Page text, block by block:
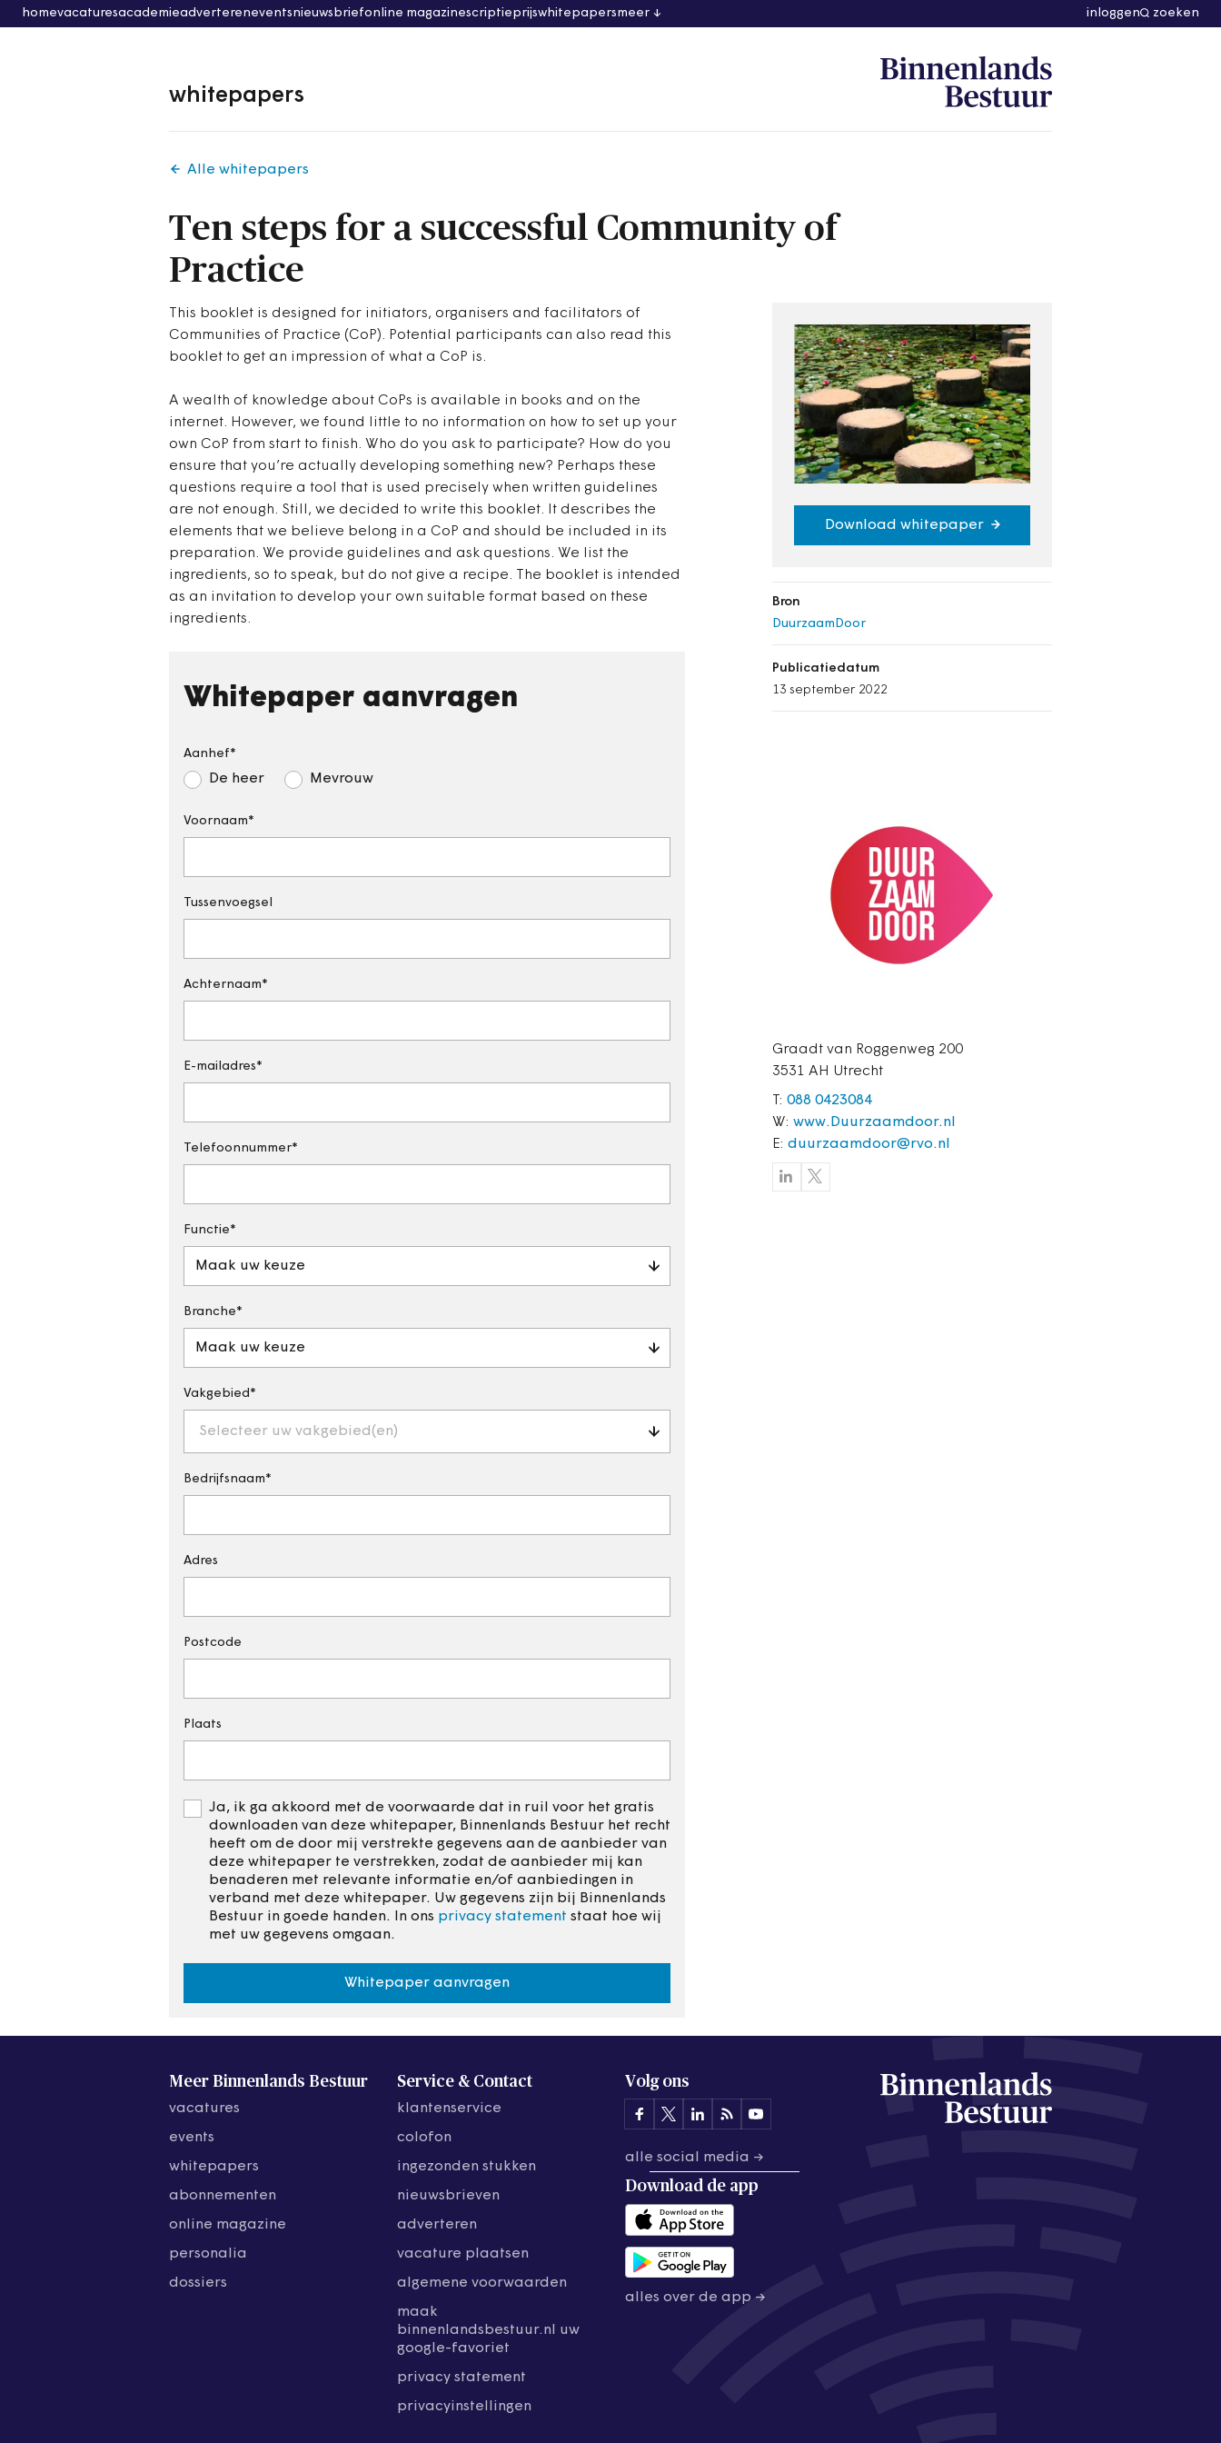
homevacaturesacademieadvertereneventsnieuwsbriefonline magazinescriptieprijswhitepapersmeer inloggen zoeken
whitepapers
Alle whitepapers
Ten steps for a successful Community of
Practice
This booklet is designed for initiators, organisers and facilitators of
Communities of Practice (CoP). Potential participants can also read this
booklet to get an impression of what a CoP is.
A wealth of knowledge about CoPs is available in books and on the
internet. However, we found little to no information on how to set up your
own CoP from start to finish. Who do you ask to participate? How do you
ensure that you’re actually developing something new? Perhaps these
questions require a tool that is used precisely when written guidelines
are not enough. Still, we decided to write this booklet. It describes the
elements that we believe belong in a CoP and should be included in its
preparation. We provide guidelines and ask questions. We list the
ingredients, so to speak, but do not give a recipe. The booklet is intended
as an invitation to develop your own suitable format based on these
ingredients.
Whitepaper aanvragen
Aanhef
De heer Mevrouw
Voornaam
Tussenvoegsel
Achternaam
E-mailadres
Telefoonnummer
Functie
Maak uw keuze
Branche
Maak uw keuze
Vakgebied
Selecteer uw vakgebied(en)
Bedrijfsnaam
Adres
Postcode
Plaats
Ja, ik ga akkoord met de voorwaarde dat in ruil voor het gratis
downloaden van deze whitepaper, Binnenlands Bestuur het recht
heeft om de door mij verstrekte gegevens aan de aanbieder van
deze whitepaper te verstrekken, zodat de aanbieder mij kan
benaderen met relevante informatie en/of aanbiedingen in
verband met deze whitepaper. Uw gegevens zijn bij Binnenlands
Bestuur in goede handen. In ons privacy statement staat hoe wij
met uw gegevens omgaan.
Whitepaper aanvragen
Download whitepaper
Bron
DuurzaamDoor
Publicatiedatum
13 september 2022
Graadt van Roggenweg 200
3531 AH Utrecht
T: 088 0423084
W: www.Duurzaamdoor.nl
E: duurzaamdoor@rvo.nl
Meer Binnenlands Bestuur
vacatures
events
whitepapers
abonnementen
online magazine
personalia
dossiers
Service & Contact
klantenservice
colofon
ingezonden stukken
nieuwsbrieven
adverteren
vacature plaatsen
algemene voorwaarden
maak
binnenlandsbestuur.nl uw
google-favoriet
privacy statement
privacyinstellingen
Volg ons
alle social media →
Download de app
alles over de app →